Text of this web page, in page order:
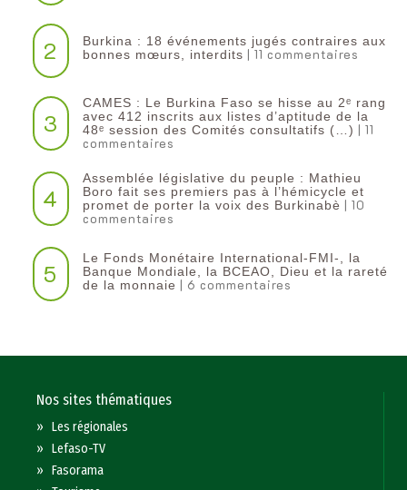
2
Burkina : 18 événements jugés contraires aux
bonnes mœurs, interdits | 11 commentaires
3
CAMES : Le Burkina Faso se hisse au 2ᵉ rang
avec 412 inscrits aux listes d’aptitude de la
48ᵉ session des Comités consultatifs (…) | 11
commentaires
4
Assemblée législative du peuple : Mathieu
Boro fait ses premiers pas à l’hémicycle et
promet de porter la voix des Burkinabè | 10
commentaires
5
Le Fonds Monétaire International-FMI-, la
Banque Mondiale, la BCEAO, Dieu et la rareté
de la monnaie | 6 commentaires
Nos sites thématiques
»Les régionales
»Lefaso-TV
»Fasorama